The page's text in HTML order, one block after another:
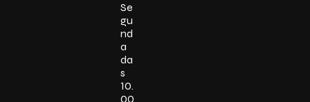
Se
gu
nd
a
da
s
10.
00